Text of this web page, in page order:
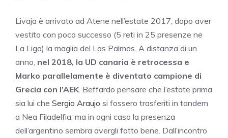
Livaja è arrivato ad Atene nell’estate 2017, dopo aver
vestito con poco successo (5 reti in 25 presenze ne
La Liga) la maglia del Las Palmas. A distanza di un
anno, nel 2018, la UD canaria è retrocessa e
Marko parallelamente è diventato campione di
Grecia con l’AEK. Beffardo pensare che l’estate prima
sia lui che Sergio Araujo si fossero trasferiti in tandem
a Nea Filadelfia, ma in ogni caso la presenza
dell’argentino sembra avergli fatto bene. Dall’incontro